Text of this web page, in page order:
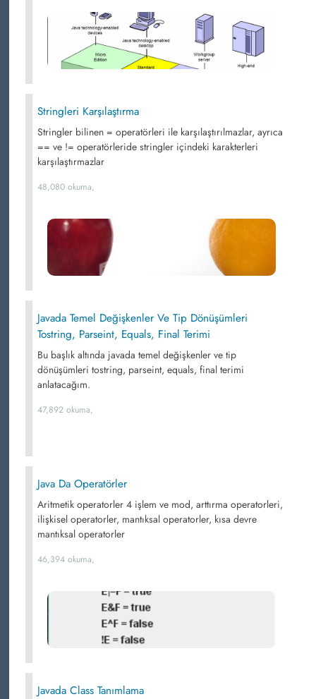
Stringleri Karşılaştırma
Stringler bilinen = operatörleri ile karşılaştırılmazlar, ayrıca
== ve != operatörleride stringler içindeki karakterleri
karşılaştırmazlar
48,080 okuma,
Javada Temel Değişkenler Ve Tip Dönüşümleri
Tostring, Parseint, Equals, Final Terimi
Bu başlık altında javada temel değişkenler ve tip
dönüşümleri tostring, parseint, equals, final terimi
anlatacağım.
47,892 okuma,
Java Da Operatörler
Aritmetik operatorler 4 işlem ve mod, arttırma operatorleri,
ilişkisel operatorler, mantıksal operatorler, kısa devre
mantıksal operatorler
46,394 okuma,
Javada Class Tanımlama